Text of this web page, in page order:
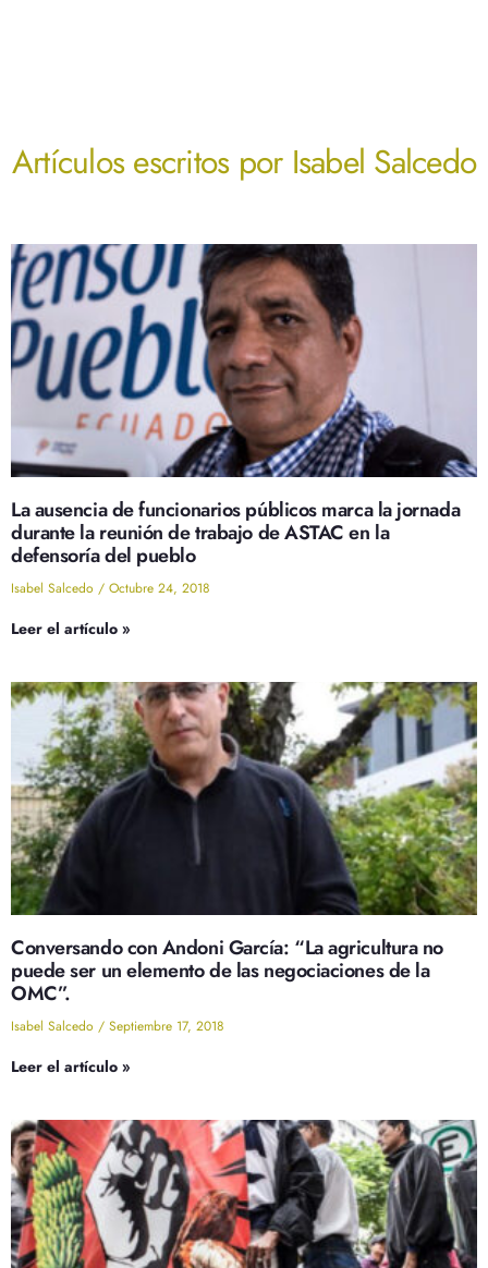
Artículos escritos por Isabel Salcedo
La ausencia de funcionarios públicos marca la jornada
durante la reunión de trabajo de ASTAC en la
defensoría del pueblo
Isabel Salcedo Octubre 24, 2018
Leer el artículo »
Conversando con Andoni García: “La agricultura no
puede ser un elemento de las negociaciones de la
OMC”.
Isabel Salcedo Septiembre 17, 2018
Leer el artículo »